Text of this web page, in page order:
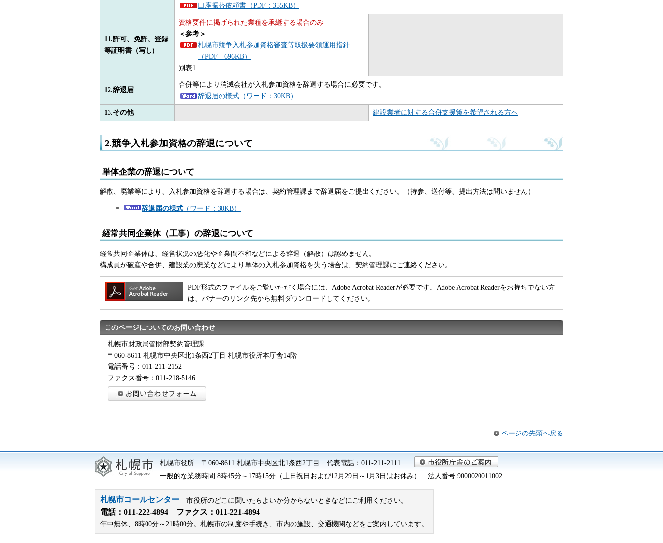
口座振替依頼書（PDF：355KB）
11.許可、免許、 登録
等証明書（写し)
資格要件に掲げられた業種を承継する場合のみ
＜参考＞
札幌市競争入札参加資格審査等取扱要領運用指針
（PDF：696KB）
別表1
12.辞退届
合併等により消滅会社が入札参加資格を辞退する場合に必要です。
辞退届の様式（ワード：30KB）
13.その他 建設業者に対する合併支援策を希望される方へ
2.競争入札参加資格の辞退について
単体企業の辞退について
解散、廃業等により、入札参加資格を辞退する場合は、契約管理課まで辞退届をご提出ください。（持参、送付等、提出方法は問いません）
辞退届の様式 （ワード：30KB）
経常共同企業体（工事）の辞退について
経常共同企業体は、経営状況の悪化や企業間不和などによる辞退（解散）は認めません。
構成員が破産や合併、建設業の廃業などにより単体の入札参加資格を失う場合は、契約管理課にご連絡ください。
PDF形式のファイルをご覧いただく場合には、Adobe Acrobat Readerが必要です。Adobe Acrobat Readerをお持ちでない方
は、バナーのリンク先から無料ダウンロードしてください。
このページについてのお問い合わせ
札幌市財政局管財部契約管理課
〒060-8611 札幌市中央区北1条西2丁目 札幌市役所本庁舎14階
電話番号：011-211-2152
ファクス番号：011-218-5146
ページの先頭へ戻る
札幌市役所 〒060-8611 札幌市中央区北1条西2丁目 代表電話：011-211-2111
一般的な業務時間 8時45分～17時15分（土日祝日および12月29日～1月3日はお休み） 法人番号 9000020011002
札幌市コールセンター 市役所のどこに聞いたらよいか分からないときなどにご利用ください。
電話： 011-222-4894 ファクス：011-221-4894
年中無休、8時00分～21時00分。札幌市の制度や手続き、市内の施設、交通機関などをご案内しています。